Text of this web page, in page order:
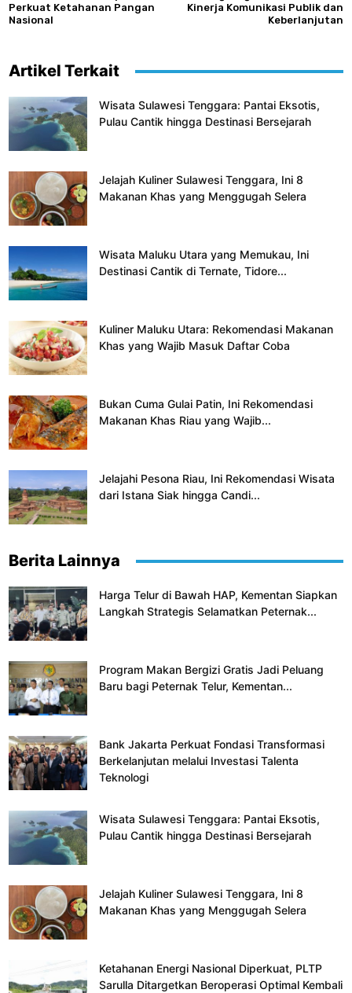
Perkuat Ketahanan Pangan
Nasional
Kinerja Komunikasi Publik dan
Keberlanjutan
Artikel Terkait
Wisata Sulawesi Tenggara: Pantai Eksotis,
Pulau Cantik hingga Destinasi Bersejarah
Jelajah Kuliner Sulawesi Tenggara, Ini 8
Makanan Khas yang Menggugah Selera
Wisata Maluku Utara yang Memukau, Ini
Destinasi Cantik di Ternate, Tidore...
Kuliner Maluku Utara: Rekomendasi Makanan
Khas yang Wajib Masuk Daftar Coba
Bukan Cuma Gulai Patin, Ini Rekomendasi
Makanan Khas Riau yang Wajib...
Jelajahi Pesona Riau, Ini Rekomendasi Wisata
dari Istana Siak hingga Candi...
Berita Lainnya
Harga Telur di Bawah HAP, Kementan Siapkan
Langkah Strategis Selamatkan Peternak...
Program Makan Bergizi Gratis Jadi Peluang
Baru bagi Peternak Telur, Kementan...
Bank Jakarta Perkuat Fondasi Transformasi
Berkelanjutan melalui Investasi Talenta
Teknologi
Wisata Sulawesi Tenggara: Pantai Eksotis,
Pulau Cantik hingga Destinasi Bersejarah
Jelajah Kuliner Sulawesi Tenggara, Ini 8
Makanan Khas yang Menggugah Selera
Ketahanan Energi Nasional Diperkuat, PLTP
Sarulla Ditargetkan Beroperasi Optimal Kembali